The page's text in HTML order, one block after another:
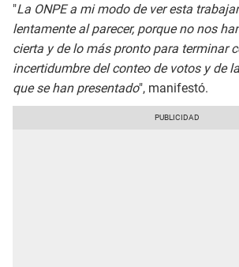
"La ONPE a mi modo de ver esta
lentamente al parecer, porque no nos
cierta y de lo más pronto para terminar
incertidumbre del conteo de votos y de
que se han presentado", manifestó.